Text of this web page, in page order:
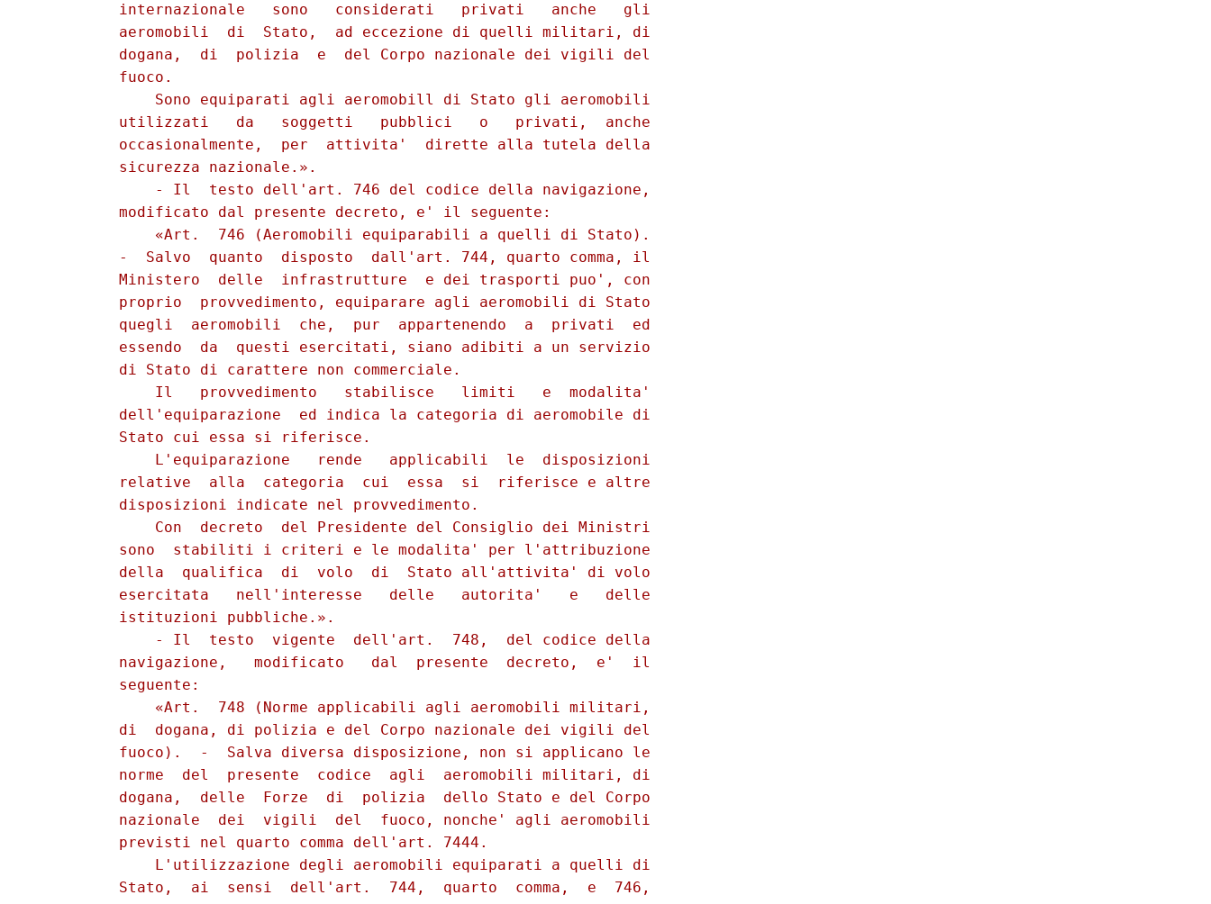
          internazionale   sono   considerati   privati   anche   gli
          aeromobili  di  Stato,  ad eccezione di quelli militari, di
          dogana,  di  polizia  e  del Corpo nazionale dei vigili del
          fuoco.
              Sono equiparati agli aeromobill di Stato gli aeromobili
          utilizzati   da   soggetti   pubblici   o   privati,  anche
          occasionalmente,  per  attivita'  dirette alla tutela della
          sicurezza nazionale.».
              - Il  testo dell'art. 746 del codice della navigazione,
          modificato dal presente decreto, e' il seguente:
              «Art.  746 (Aeromobili equiparabili a quelli di Stato).
          -  Salvo  quanto  disposto  dall'art. 744, quarto comma, il
          Ministero  delle  infrastrutture  e dei trasporti puo', con
          proprio  provvedimento, equiparare agli aeromobili di Stato
          quegli  aeromobili  che,  pur  appartenendo  a  privati  ed
          essendo  da  questi esercitati, siano adibiti a un servizio
          di Stato di carattere non commerciale.
              Il   provvedimento   stabilisce   limiti   e  modalita'
          dell'equiparazione  ed indica la categoria di aeromobile di
          Stato cui essa si riferisce.
              L'equiparazione   rende   applicabili  le  disposizioni
          relative  alla  categoria  cui  essa  si  riferisce e altre
          disposizioni indicate nel provvedimento.
              Con  decreto  del Presidente del Consiglio dei Ministri
          sono  stabiliti i criteri e le modalita' per l'attribuzione
          della  qualifica  di  volo  di  Stato all'attivita' di volo
          esercitata   nell'interesse   delle   autorita'   e   delle
          istituzioni pubbliche.».
              - Il  testo  vigente  dell'art.  748,  del codice della
          navigazione,   modificato   dal  presente  decreto,  e'  il
          seguente:
              «Art.  748 (Norme applicabili agli aeromobili militari,
          di  dogana, di polizia e del Corpo nazionale dei vigili del
          fuoco).  -  Salva diversa disposizione, non si applicano le
          norme  del  presente  codice  agli  aeromobili militari, di
          dogana,  delle  Forze  di  polizia  dello Stato e del Corpo
          nazionale  dei  vigili  del  fuoco, nonche' agli aeromobili
          previsti nel quarto comma dell'art. 7444.
              L'utilizzazione degli aeromobili equiparati a quelli di
          Stato,  ai  sensi  dell'art.  744,  quarto  comma,  e  746,